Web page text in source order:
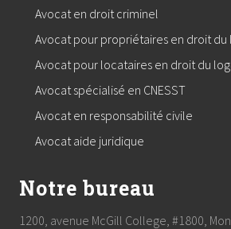
Avocat en droit criminel
Avocat pour propriétaires en droit
Avocat pour locataires en droit du
Avocat spécialisé en CNESST
Avocat en responsabilité civile
Avocat aide juridique
Notre bureau
1200, avenue McGill College, #1800,